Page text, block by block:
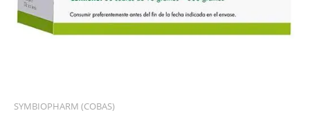
al
SYMBIOPHARM (COBAS)